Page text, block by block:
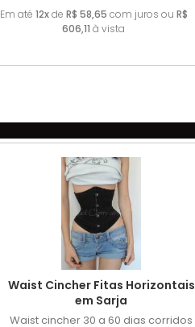
Em até 12xde R$ 58,65 com juros ou R$
606,11 à vista
Waist Cincher Fitas Horizontais
em Sarja
Waist cincher 30 a 60 dias corridos